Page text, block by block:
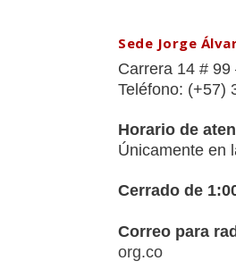
Sede Jorge
Carrera 14 # 99
Teléfono: (+57)
Horario de
Únicamente en
Cerrado de
Correo para
org.co